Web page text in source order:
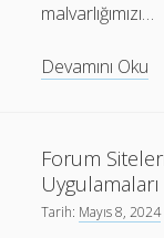
malvarlığımızı…
Devamını Oku
için
Forum
Uygulamaları
Tarih: Mayıs 8, 2024